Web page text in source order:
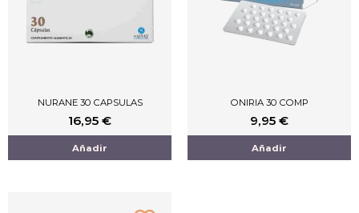
NURANE 30 CAPSULAS
16,95 €
Añadir
ONIRIA 30 COMP
9,95 €
Añadir